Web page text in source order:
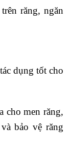
răng, ngăn
dụng tốt cho
cho men răng,
bảo vệ răng